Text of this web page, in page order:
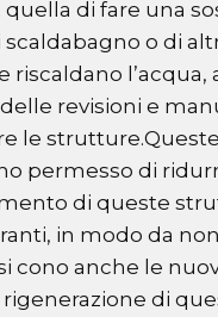
quella di fare una
o di
riscaldano
revisioni e
le
permesso di
di queste
in modo da
cono anche le
di